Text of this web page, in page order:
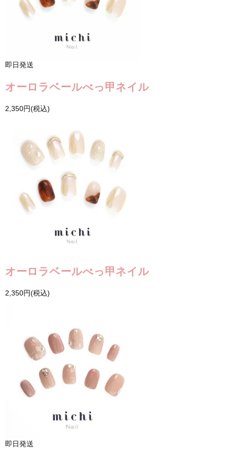
即日発送
オーロラベールべっ甲ネイル
2,350円(税込)
オーロラベールべっ甲ネイル
2,350円(税込)
即日発送